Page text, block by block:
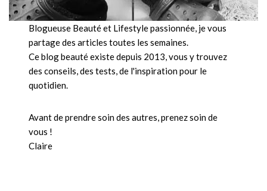
Blogueuse Beauté et Lifestyle passionnée, je vous
partage des articles toutes les semaines.
Ce blog beauté existe depuis 2013, vous y trouvez
des conseils, des tests, de l'inspiration pour le
quotidien.
Avant de prendre soin des autres, prenez soin de
vous !
Claire